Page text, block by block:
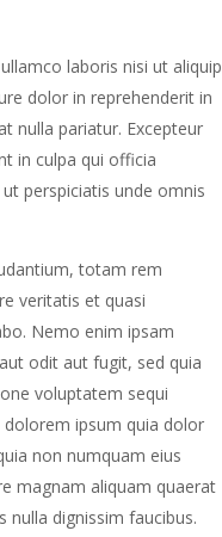
laboris nisi ut aliquip
dolor in reprehenderit in
nulla pariatur. Excepteur
in culpa qui officia
perspiciatis unde omnis
totam rem
veritatis et quasi
Nemo enim ipsam
odit aut fugit, sed quia
voluptatem sequi
ipsum quia dolor
non numquam eius
magnam aliquam quaerat
nulla dignissim faucibus.